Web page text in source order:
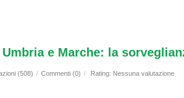
e Marche: la
(508) / Commenti (0) / Rating: Nessuna valutazione